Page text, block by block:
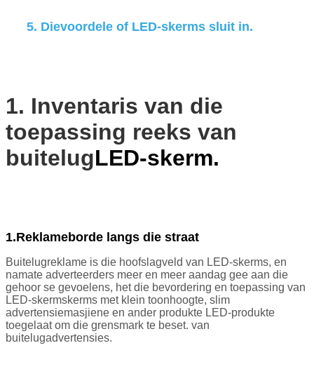
5. Dievoordele of LED-skerms sluit in.
1. Inventaris van die
toepassing reeks van
buitelugLED-skerm.
1.Reklameborde langs die straat
Buitelugreklame is die hoofslagveld van LED-skerms, en
namate adverteerders meer en meer aandag gee aan die
gehoor se gevoelens, het die bevordering en toepassing van
LED-skermskerms met klein toonhoogte, slim
advertensiemasjiene en ander produkte LED-produkte
toegelaat om die grensmark te beset. van
buitelugadvertensies.